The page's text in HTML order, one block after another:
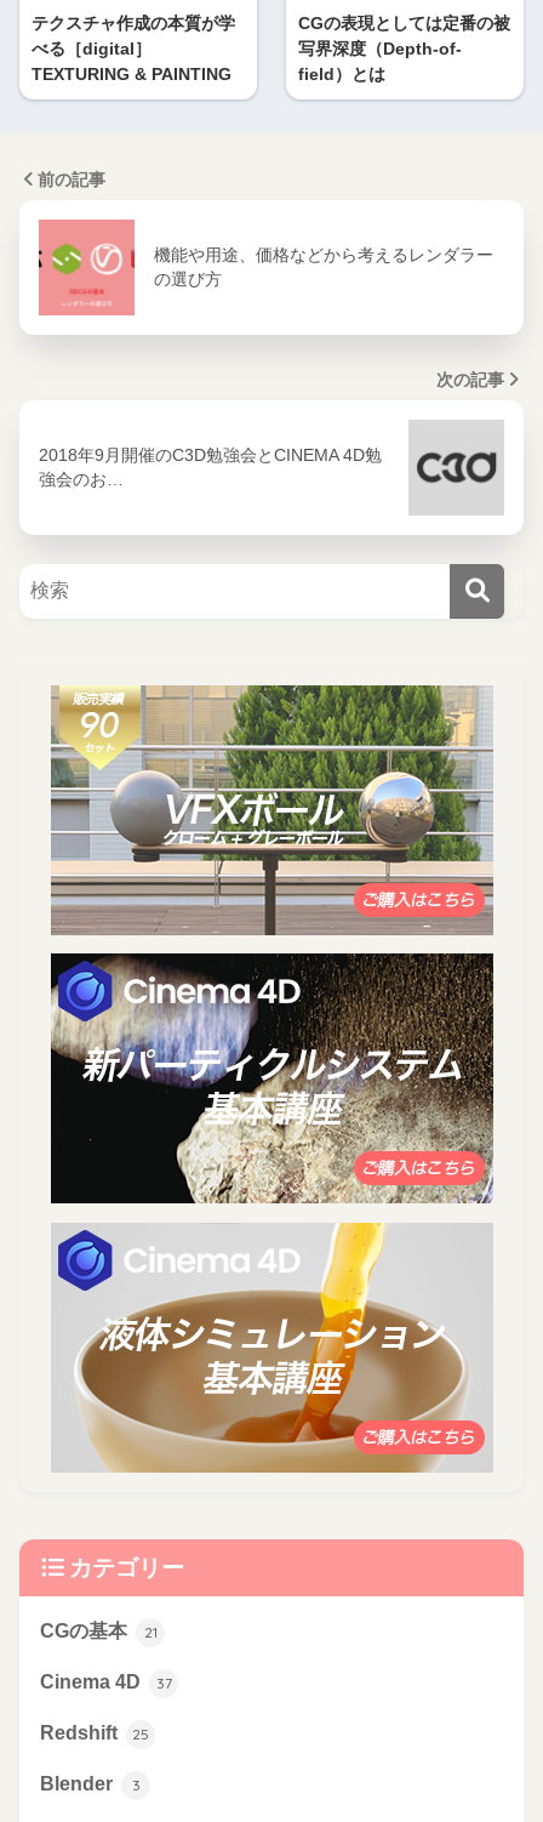
テクスチャ作成の本質が学
べる［digital］
TEXTURING & PAINTING
CGの表現としては定番の被
写界深度（Depth-of-
field）とは
前の記事
機能や用途、価格などから考えるレンダラー
の選び方
次の記事
2018年9月開催のC3D勉強会とCINEMA 4D勉
強会のお…
カテゴリー
CGの基本 21
Cinema 4D 37
Redshift 25
Blender 3